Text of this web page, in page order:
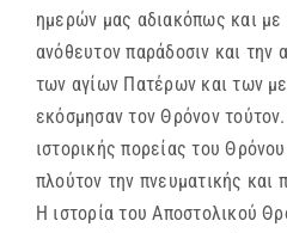
ημερών μας αδιακόπως και με
ανόθευτον παράδοσιν και την
των αγίων Πατέρων και των
εκόσμησαν τον Θρόνον
ιστορικής πορείας του
πλούτον την πνευματικής και
Η ιστορία του Αποστολικού